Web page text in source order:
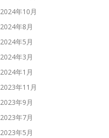
2024年10月
2024年8月
2024年5月
2024年3月
2024年1月
2023年11月
2023年9月
2023年7月
2023年5月